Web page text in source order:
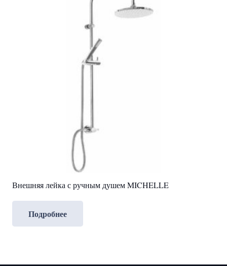
Внешняя лейка с ручным душем MICHELLE
Подробнее